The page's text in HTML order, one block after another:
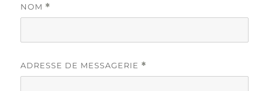
NOM *
ADRESSE DE MESSAGERIE *